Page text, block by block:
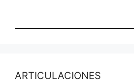
ARTICULACIONES